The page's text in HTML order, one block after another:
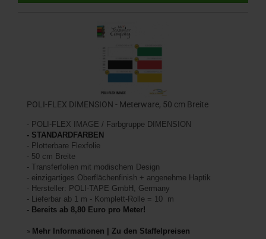
POLI-FLEX DIMENSION - Meterware, 50 cm Breite
- POLI-FLEX IMAGE / Farbgruppe DIMENSION
- STANDARDFARBEN
- Plotterbare Flexfolie
- 50 cm Breite
- Transferfolien mit modischem Design
- einzigartiges Oberflächenfinish + angenehme Haptik
- Hersteller: POLI-TAPE GmbH, Germany
- Lieferbar ab 1 m - Komplett-Rolle = 10 m
- Bereits ab 8,80 Euro pro Meter!
» Mehr Informationen | Zu den Staffelpreisen